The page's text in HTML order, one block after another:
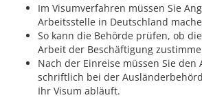
Im Visumverfahren müssen Sie
Arbeitsstelle in Deutschland
So kann die Behörde prüfen, ob
Arbeit der Beschäftigung
Nach der Einreise müssen Sie
schriftlich bei der
Ihr Visum abläuft.